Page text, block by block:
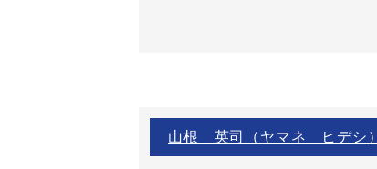
山根 英司（ヤマネ ヒデシ）